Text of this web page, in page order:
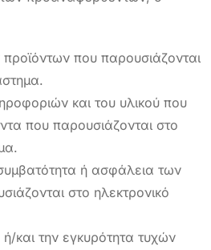
προϊόντων που παρουσιάζονται
και του υλικού που
που παρουσιάζονται στο
ή ασφάλεια των
στο ηλεκτρονικό
και την εγκυρότητα τυχών